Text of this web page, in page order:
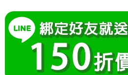
2.透過簡訊連結打開帳單後，可選擇「超商
帳／街口支付／iPASS MONEY」等通路繳費
【注意事項】
1.本服務係由「台灣大哥大股份有限公司」
用戶於交易時，得透過本服務購買商品或服
買賣價金債權讓與本公司後，依約使用本公
１．於結帳方式選擇「AFTEE先享後付」後
結帳頁面，進行簡訊認證並確認金額後，即
２．訂單成立數日內，您將收到繳費通知簡訊
３．收到繳費通知簡訊後14天內，點擊此簡
ATM／網路銀行／等多元方式進行付款，方
※ 請注意：結帳手續完成當下不需立刻繳費
購買商品的店家。未經商家同意取消之訂單
全家付款取貨
每筆NT$80，滿NT$699(含以上)免運費
付款後全家取貨
每筆NT$80，滿NT$699(含以上)免運費